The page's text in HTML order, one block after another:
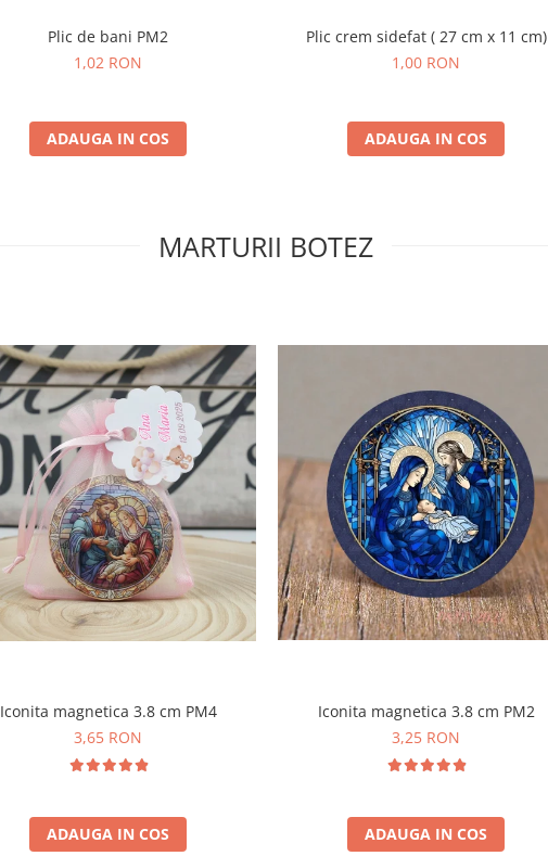
Plic de bani PM2
1,02 RON
ADAUGA IN COS
Plic crem sidefat ( 27 cm x 11 cm)
1,00 RON
ADAUGA IN COS
MARTURII BOTEZ
Iconita magnetica 3.8 cm PM4
3,65 RON
ADAUGA IN COS
Iconita magnetica 3.8 cm PM2
3,25 RON
ADAUGA IN COS